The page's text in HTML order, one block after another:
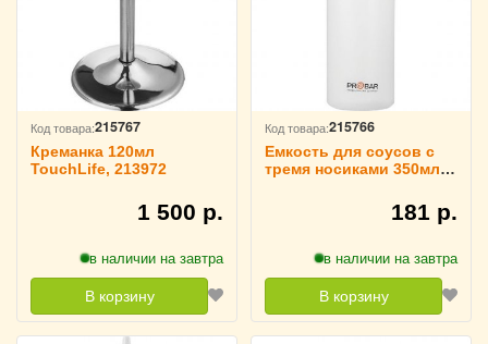
Код товара:215767
Креманка 120мл
TouchLife, 213972
1 500 р.
в наличии на завтра
В корзину
Код товара:215766
Емкость для соусов с
тремя носиками 350мл
181 р.
в наличии на завтра
В корзину